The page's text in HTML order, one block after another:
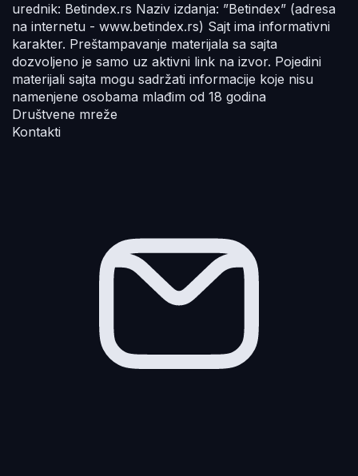
urednik: Betindex.rs Naziv izdanja: ”Betindex” (adresa
na internetu - www.betindex.rs) Sajt ima informativni
karakter. Preštampavanje materijala sa sajta
dozvoljeno je samo uz aktivni link na izvor. Pojedini
materijali sajta mogu sadržati informacije koje nisu
namenjene osobama mlađim od 18 godina
Društvene mreže
Kontakti